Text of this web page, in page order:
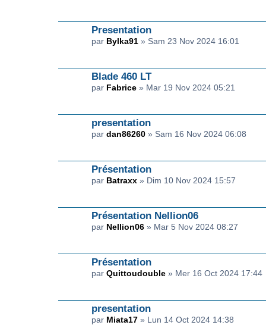
Presentation
par Bylka91 » Sam 23 Nov 2024 16:01
Blade 460 LT
par Fabrice » Mar 19 Nov 2024 05:21
presentation
par dan86260 » Sam 16 Nov 2024 06:08
Présentation
par Batraxx » Dim 10 Nov 2024 15:57
Présentation Nellion06
par Nellion06 » Mar 5 Nov 2024 08:27
Présentation
par Quittoudouble » Mer 16 Oct 2024 17:44
presentation
par Miata17 » Lun 14 Oct 2024 14:38